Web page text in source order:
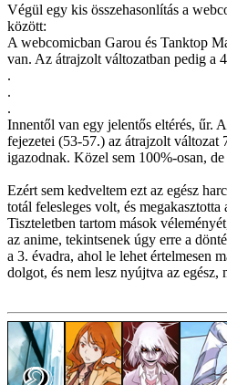
Végül egy kis összehasonlítás a
között:
A webcomicban Garou és Tanktop
van. Az átrajzolt változatban pedig a
.
.
.
Innentől van egy jelentős eltérés, űr.
fejezetei (53-57.) az átrajzolt változat
igazodnak. Közel sem 100%-osan,
Ezért sem kedveltem ezt az egész
totál felesleges volt, és megakasztotta
Tiszteletben tartom mások
az anime, tekintsenek úgy erre a
a 3. évadra, ahol le lehet értelmesen
dolgot, és nem lesz nyújtva az egész,